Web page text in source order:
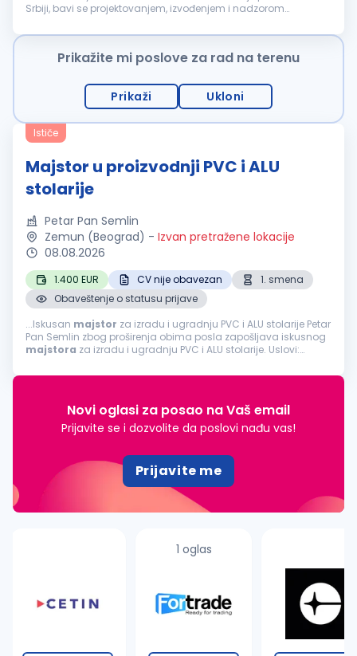
Srbiji, bavi se projektovanjem, izvođenjem i nadzorom
u radu...
Prikažite mi poslove za rad na terenu
Prikaži Ukloni
Ističe
Majstor u proizvodnji PVC i ALU
stolarije
Petar Pan Semlin
Zemun (Beograd) - Izvan pretražene lokacije
08.08.2026
1.400 EUR CV nije obavezan
1. smena
Obaveštenje o statusu prijave
...Iskusan majstor za izradu i ugradnju PVC i ALU stolarije Petar
Pan Semlin zbog proširenja obima posla zapošljava iskusnog
majstora za izradu i ugradnju PVC i ALU stolarije. Uslovi:
stolarije...
Novi oglasi za posao na Vaš email
Prijavite se i dozvolite da poslovi nađu vas!
Prijavite me
1 oglas